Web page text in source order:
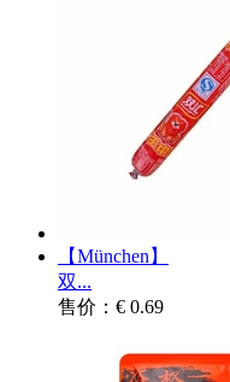
【München】
双...
售价：€ 0.69